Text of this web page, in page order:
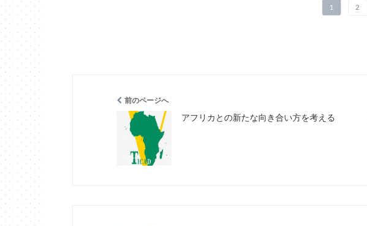
1 2
前のページへ
アフリカとの新たな向き合い方を考える